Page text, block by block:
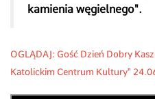
kamienia węgielnego".
OGLĄDAJ: Gość Dzień Dobry
Katolickim Centrum Kultury"